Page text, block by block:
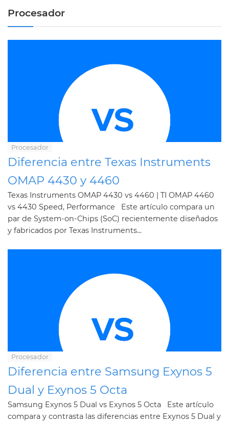
Procesador
Procesador
Diferencia entre Texas Instruments
OMAP 4430 y 4460
Texas Instruments OMAP 4430 vs 4460 | TI OMAP 4460
vs 4430 Speed, Performance Este artículo compara un
par de System-on-Chips (SoC) recientemente diseñados
y fabricados por Texas Instruments...
Procesador
Diferencia entre Samsung Exynos 5
Dual y Exynos 5 Octa
Samsung Exynos 5 Dual vs Exynos 5 Octa Este artículo
compara y contrasta las diferencias entre Exynos 5 Dual y